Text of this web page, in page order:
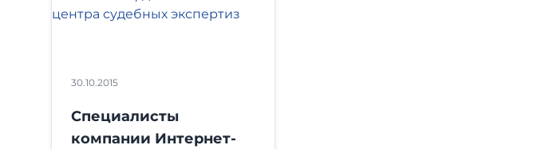
30.10.2015
Специалисты
компании Интернет-